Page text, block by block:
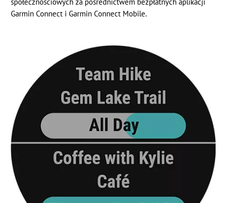
społecznościowych za pośrednictwem bezpłatnych aplikacji
Garmin Connect i Garmin Connect Mobile.